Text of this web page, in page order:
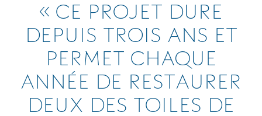
« CE PROJET DURE
DEPUIS TROIS ANS ET
PERMET CHAQUE
ANNÉE DE RESTAURER
DEUX DES TOILES DE